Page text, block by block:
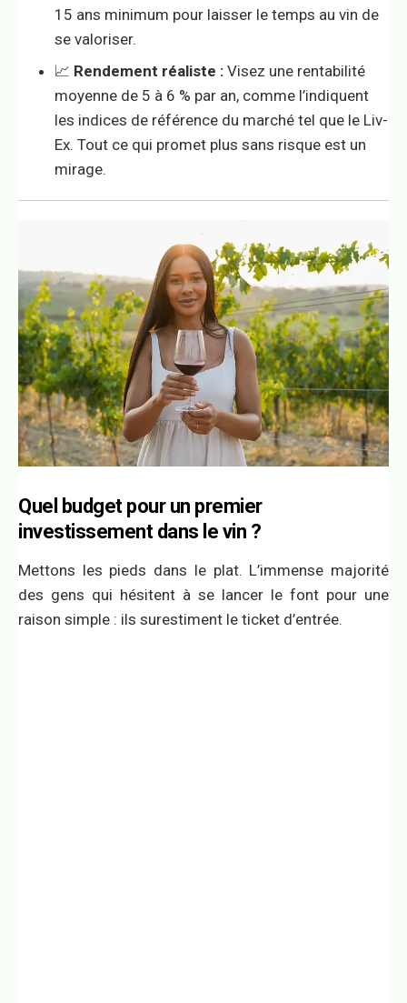
15 ans minimum pour laisser le temps au vin de
se valoriser.
📈 Rendement réaliste : Visez une rentabilité
moyenne de 5 à 6 % par an, comme l’indiquent
les indices de référence du marché tel que le Liv-
Ex. Tout ce qui promet plus sans risque est un
mirage.
Quel budget pour un premier
investissement dans le vin ?
Mettons les pieds dans le plat. L’immense majorité
des gens qui hésitent à se lancer le font pour une
raison simple : ils surestiment le ticket d’entrée.